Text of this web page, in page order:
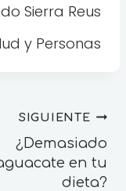
Sierra Reus
y Personas
SIGUIENTE
¿Demasiado
en tu
dieta?